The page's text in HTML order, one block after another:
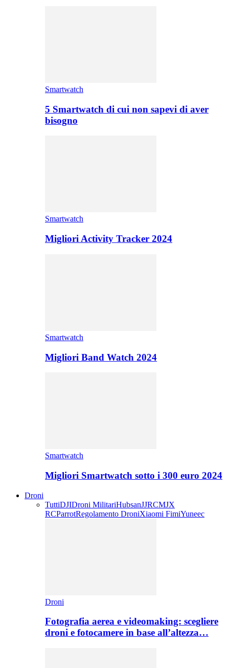
Smartwatch
5 Smartwatch di cui non sapevi di aver
bisogno
Smartwatch
Migliori Activity Tracker 2024
Smartwatch
Migliori Band Watch 2024
Smartwatch
Migliori Smartwatch sotto i 300 euro 2024
Droni
TuttiDJIDroni MilitariHubsanJJRCMJX
RCParrotRegolamento DroniXiaomi FimiYuneec
Droni
Fotografia aerea e videomaking: scegliere
droni e fotocamere in base all’altezza…